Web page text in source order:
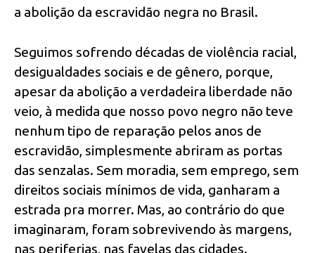
a abolição da escravidão negra no Brasil.
Seguimos sofrendo décadas de violência racial,
desigualdades sociais e de gênero, porque,
apesar da abolição a verdadeira liberdade não
veio, à medida que nosso povo negro não teve
nenhum tipo de reparação pelos anos de
escravidão, simplesmente abriram as portas
das senzalas. Sem moradia, sem emprego, sem
direitos sociais mínimos de vida, ganharam a
estrada pra morrer. Mas, ao contrário do que
imaginaram, foram sobrevivendo às margens,
nas periferias, nas favelas das cidades.